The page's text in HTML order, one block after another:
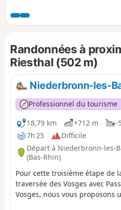
Randonnées à
Riesthal (502 m)
Niederbronn-les-
Professionnel du tourisme
18,79 km
+712 m
-
7h 25
Difficile
Départ à Niederbronn-les-
(Bas-Rhin)
Pour cette troisième étape de
traversée des Vosges avec
Vosges, nous vous proposons